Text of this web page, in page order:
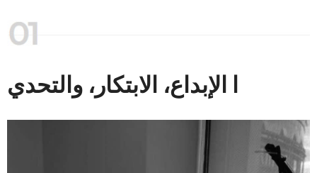
ا الإبداع، الابتكار، والتحدي